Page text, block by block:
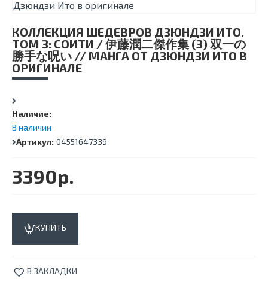
КОЛЛЕКЦИЯ ШЕДЕВРОВ ДЗЮНДЗИ ИТО.
ТОМ 3: СОИТИ / 伊藤潤二傑作集 (3) 双一の
勝手な呪い // МАНГА ОТ ДЗЮНДЗИ ИТО В
ОРИГИНАЛЕ
Наличие:
В наличии
Артикул: 04551647339
3390р.
КУПИТЬ
В ЗАКЛАДКИ